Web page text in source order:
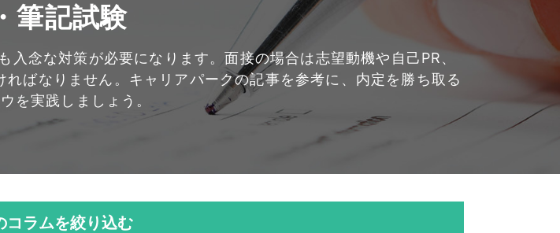
筆記試験
念な対策が必要になります。面接の場合は志望動機や自己PR、
ばなりません。キャリアパークの記事を参考に、内定を勝ち取る
を実践しましょう。
コラムを絞り込む